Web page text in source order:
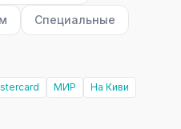
Специальные
МИР
На Киви